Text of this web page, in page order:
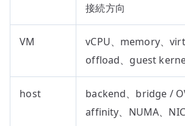
接続方向
VM
vCPU、memory、
offload、guest
host
backend、bridge /
affinity、NUMA、NIC